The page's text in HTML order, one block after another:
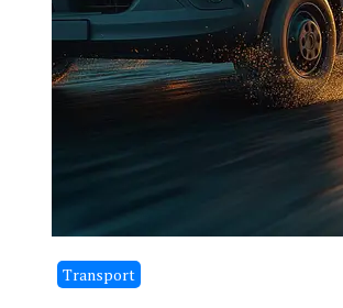
Transport